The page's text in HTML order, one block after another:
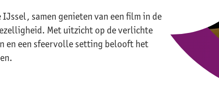
IJssel, samen genieten van een film in de
Met uitzicht op de verlichte
en een sfeervolle setting belooft het